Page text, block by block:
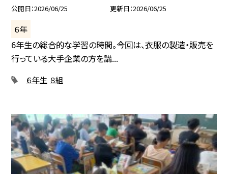
公開日 2026/06/25 更新日 2026/06/25
６年
6年生の総合的な学習の時間。今回は、衣服の製造・販売を
行っている大手企業の方を講...
６年生 ８組